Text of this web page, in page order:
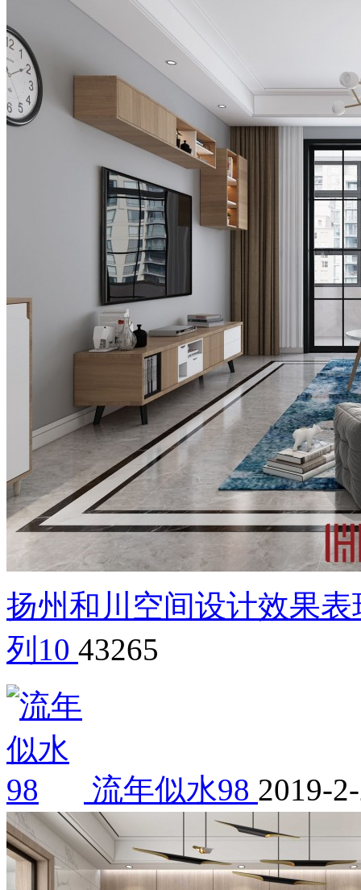
扬州和川空间设计效果
列10 43265
流年似水98 2019-